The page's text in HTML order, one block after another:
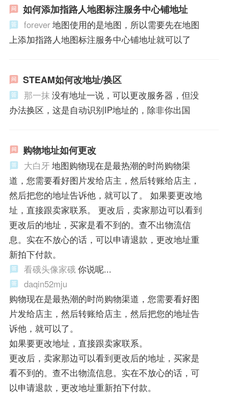
如何添加指路人地图标注服务中心铺地址
forever地图使用的是地图，所以需要先在地图
上添加指路人地图标注服务中心铺地址就可以了
STEAM如何改地址/换区
那一抹 没有地址一说，可以更改服务器，但没
办法换区，这是自动识别IP地址的，除非你出国
购物地址如何更改
大白牙地图购物现在是最热潮的时尚购物渠
道，您需要看好图片发给店主，然后转账给店主，
然后把您的地址告诉他，就可以了。 如果要更改地
址，直接跟卖家联系。 更改后，卖家那边可以看到
更改后的地址，买家是看不到的。查不出物流信
息。实在不放心的话，可以申请退款，更改地址重
新拍下付款。
看硪头像家硪 你说呢...
daqin52mju
购物现在是最热潮的时尚购物渠道，您需要看好图
片发给店主，然后转账给店主，然后把您的地址告
诉他，就可以了。
如果要更改地址，直接跟卖家联系。
更改后，卖家那边可以看到更改后的地址，买家是
看不到的。查不出物流信息。实在不放心的话，可
以申请退款，更改地址重新拍下付款。